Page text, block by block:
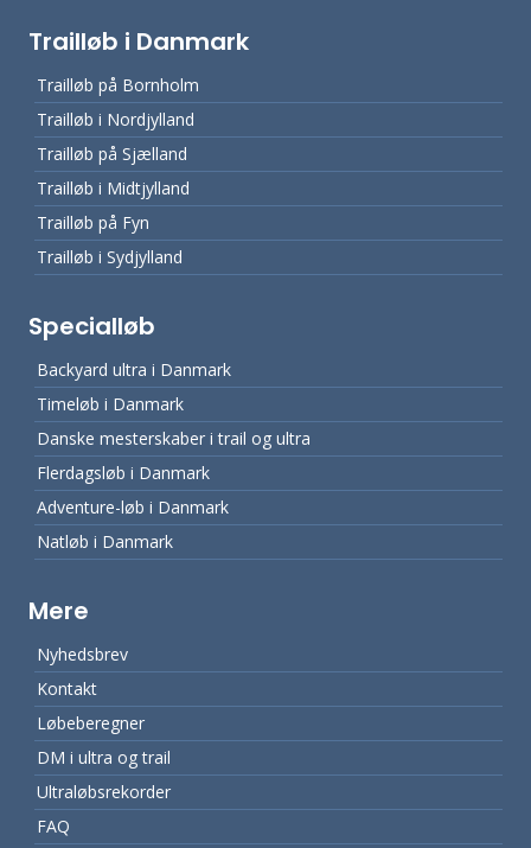
Trailløb i Danmark
Trailløb på Bornholm
Trailløb i Nordjylland
Trailløb på Sjælland
Trailløb i Midtjylland
Trailløb på Fyn
Trailløb i Sydjylland
Specialløb
Backyard ultra i Danmark
Timeløb i Danmark
Danske mesterskaber i trail og ultra
Flerdagsløb i Danmark
Adventure-løb i Danmark
Natløb i Danmark
Mere
Nyhedsbrev
Kontakt
Løbeberegner
DM i ultra og trail
Ultraløbsrekorder
FAQ